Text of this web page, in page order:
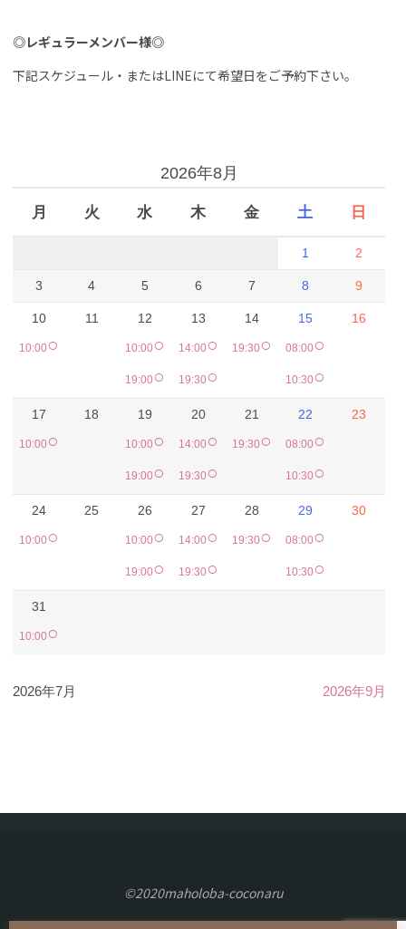
◎レギュラーメンバー様◎
下記スケジュール・またはLINEにて希望日をご予約下さい。
2026年8月
月 火 水 木 金 土 日
1 2
3 4 5 6 7 8 9
10
10:00○
11 12
10:00○
19:00○
13
14:00○
19:30○
14
19:30○
15
08:00○
10:30○
16
17
10:00○
18 19
10:00○
19:00○
20
14:00○
19:30○
21
19:30○
22
08:00○
10:30○
23
24
10:00○
25 26
10:00○
19:00○
27
14:00○
19:30○
28
19:30○
29
08:00○
10:30○
30
31
10:00○
2026年7月 2026年9月
©2020maholoba-coconaru